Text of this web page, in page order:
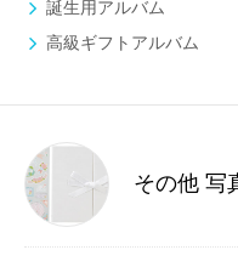
誕生用アルバム
高級ギフトアルバム
その他 写